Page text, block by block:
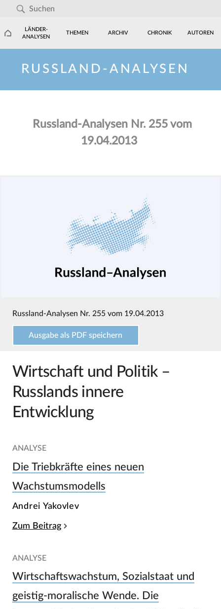
LÄNDER-
ANALYSEN
THEMEN ARCHIV CHRONIK AUTOREN
RUSSLAND-ANALYSEN
Russland-Analysen Nr. 255 vom
19.04.2013
Russland-Analysen Nr. 255 vom 19.04.2013
Ausgabe als PDF speichern
Wirtschaft und Politik –
Russlands innere
Entwicklung
ANALYSE
Die Triebkräfte eines neuen
Wachstumsmodells
Andrei Yakovlev
Zum Beitrag
ANALYSE
Wirtschaftswachstum, Sozialstaat und
geistig-moralische Wende. Die